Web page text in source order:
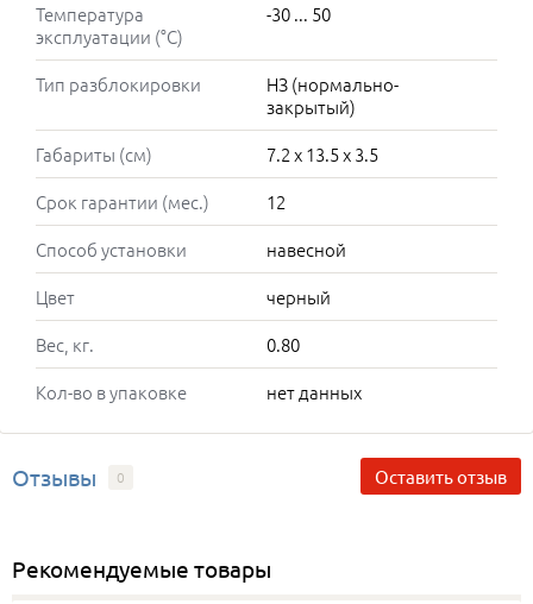
Температура
эксплуатации (°C)
-30 ... 50
Тип разблокировки
НЗ (нормально-
закрытый)
Габариты (см)
7.2 x 13.5 x 3.5
Срок гарантии (мес.)
12
Способ установки
навесной
Цвет
черный
Вес, кг.
0.80
Кол-во в упаковке
нет данных
Отзывы 0 Оставить отзыв
Рекомендуемые товары